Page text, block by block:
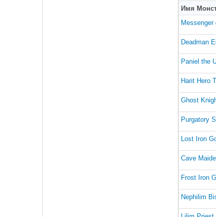
Имя
Deadman
Paniel the
Harit Hero
Ghost
Purgatory
Lost Iron
Cave
Frost Iron
Nephilim